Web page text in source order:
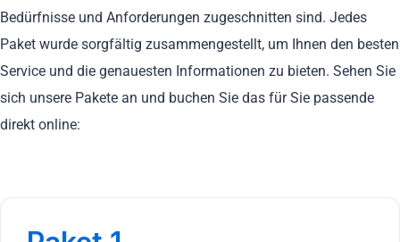
Bedürfnisse und Anforderungen zugeschnitten sind. Jedes
Paket wurde sorgfältig zusammengestellt, um Ihnen den besten
Service und die genauesten Informationen zu bieten. Sehen Sie
sich unsere Pakete an und buchen Sie das für Sie passende
direkt online: